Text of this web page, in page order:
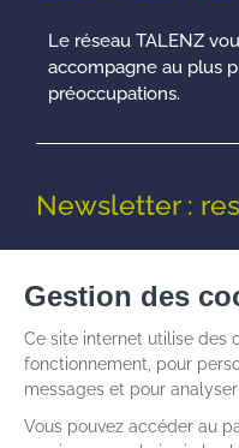
Le réseau TALENZ
accompagne au plus
préoccupations.
Newsletter :